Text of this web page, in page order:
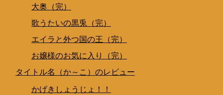
大奥（完）
歌うたいの黒兎（完）
エイラと外つ国の王（完）
お嬢様のお気に入り（完）
タイトル名（か～こ）のレビュー
かげきしょうじょ！！